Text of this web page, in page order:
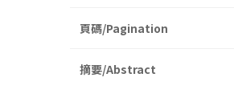
頁碼/Pagination
摘要/Abstract